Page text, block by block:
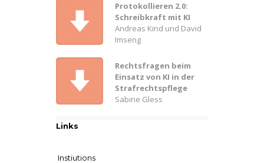
Protokollieren 2.0:
Schreibkraft mit KI
Andreas Kind und David
Imseng
Rechtsfragen beim
Einsatz von KI in der
Strafrechtspflege
Sabine Gless
Links
Instiutions